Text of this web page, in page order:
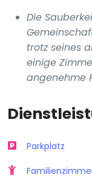
Die
trotz seines
einige
angenehme
Parkplatz